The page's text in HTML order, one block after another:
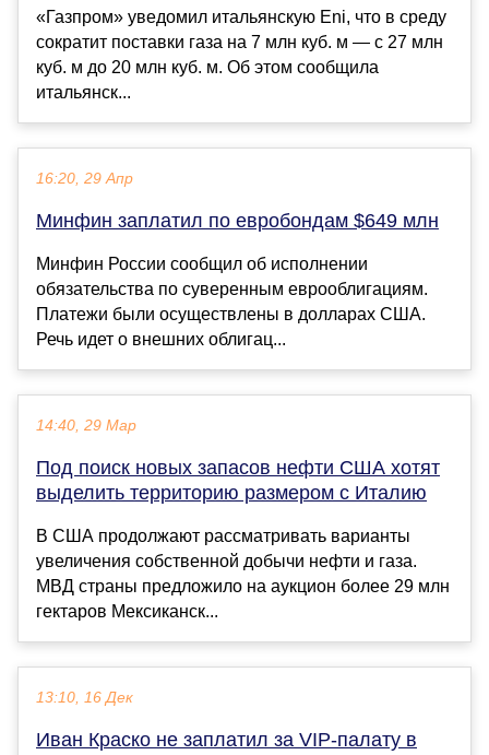
«Газпром» уведомил итальянскую Eni, что в среду
сократит поставки газа на 7 млн куб. м — с 27 млн
куб. м до 20 млн куб. м. Об этом сообщила
итальянск...
16:20, 29 Апр
Минфин заплатил по евробондам $649 млн
Минфин России сообщил об исполнении
обязательства по суверенным еврооблигациям.
Платежи были осуществлены в долларах США.
Речь идет о внешних облигац...
14:40, 29 Мар
Под поиск новых запасов нефти США хотят
выделить территорию размером с Италию
В США продолжают рассматривать варианты
увеличения собственной добычи нефти и газа.
МВД страны предложило на аукцион более 29 млн
гектаров Мексиканск...
13:10, 16 Дек
Иван Краско не заплатил за VIP-палату в